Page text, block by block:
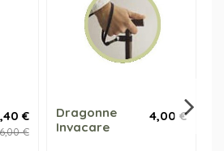
€
€
Dragonne
Invacare
4,00 €